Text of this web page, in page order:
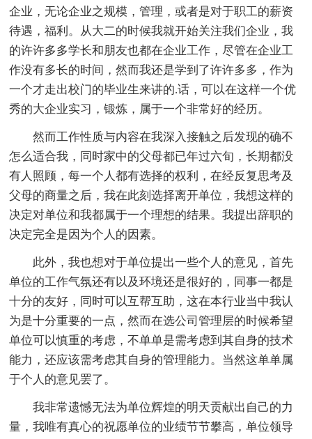
企业，无论企业之规模，管理，或者是对于职工的薪资
待遇，福利。从大二的时候我就开始关注我们企业，我
的许许多多学长和朋友也都在企业工作，尽管在企业工
作没有多长的时间，然而我还是学到了许许多多，作为
一个才走出校门的毕业生来讲的.话，可以在这样一个优
秀的大企业实习，锻炼，属于一个非常好的经历。
然而工作性质与内容在我深入接触之后发现的确不
怎么适合我，同时家中的父母都已年过六旬，长期都没
有人照顾，每一个人都有选择的权利，在经反复思考及
父母的商量之后，我在此刻选择离开单位，我想这样的
决定对单位和我都属于一个理想的结果。我提出辞职的
决定完全是因为个人的因素。
此外，我也想对于单位提出一些个人的意见，首先
单位的工作气氛还有以及环境还是很好的，同事一都是
十分的友好，同时可以互帮互助，这在本行业当中我认
为是十分重要的一点，然而在选公司管理层的时候希望
单位可以慎重的考虑，不单单是需考虑到其自身的技术
能力，还应该需考虑其自身的管理能力。当然这单单属
于个人的意见罢了。
我非常遗憾无法为单位辉煌的明天贡献出自己的力
量，我唯有真心的祝愿单位的业绩节节攀高，单位领导